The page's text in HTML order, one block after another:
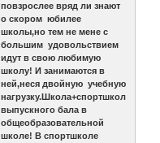
повзрослее вряд ли знают
о скором юбилее
школы,но тем не мене с
большим удовольствием
идут в свою любимую
школу! И занимаются в
ней,неся двойную учебную
нагрузку.Школа+спортшкола,до
выпускного бала в
общеобразовательной
школе! В спортшколе